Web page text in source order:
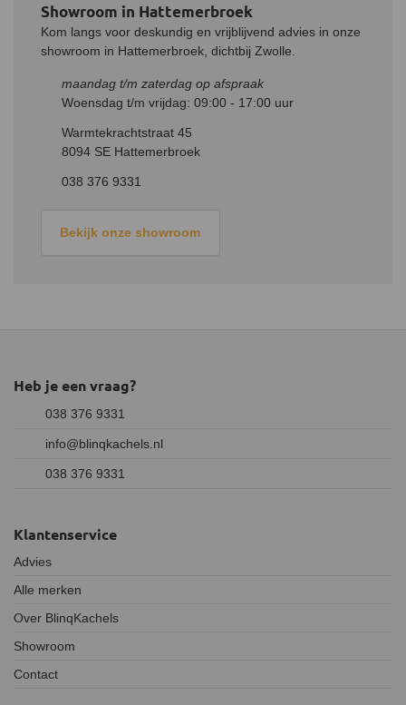
Showroom in Hattemerbroek
Kom langs voor deskundig en vrijblijvend advies in onze
showroom in Hattemerbroek, dichtbij Zwolle.
maandag t/m zaterdag op afspraak
Woensdag t/m vrijdag: 09:00 - 17:00 uur
Warmtekrachtstraat 45
8094 SE Hattemerbroek
038 376 9331
Bekijk onze showroom
Heb je een vraag?
038 376 9331
info@blinqkachels.nl
038 376 9331
Klantenservice
Advies
Alle merken
Over BlinqKachels
Showroom
Contact